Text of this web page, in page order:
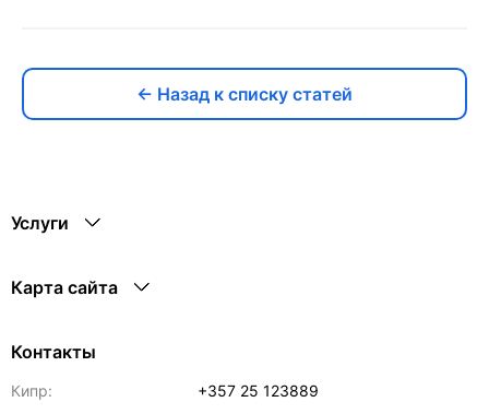
← Назад к списку статей
Услуги
Карта сайта
Контакты
Кипр:
+357 25 123889